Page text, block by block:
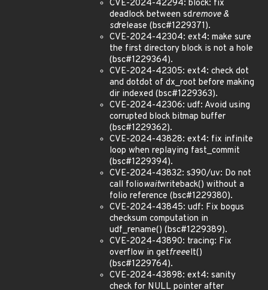
CVE-2024-42294: block: fix
deadlock between sdremove &
sdrelease (bsc#1229371).
CVE-2024-42304: ext4: make sure
the first directory block is not a hole
(bsc#1229364).
CVE-2024-42305: ext4: check dot
and dotdot of dx_root before making
dir indexed (bsc#1229363).
CVE-2024-42306: udf: Avoid using
corrupted block bitmap buffer
(bsc#1229362).
CVE-2024-43828: ext4: fix infinite
loop when replaying fast_commit
(bsc#1229394).
CVE-2024-43832: s390/uv: Do not
call foliowaitwriteback() without a
folio reference (bsc#1229380).
CVE-2024-43845: udf: Fix bogus
checksum computation in
udf_rename() (bsc#1229389).
CVE-2024-43890: tracing: Fix
overflow in getfreeelt()
(bsc#1229764).
CVE-2024-43898: ext4: sanity
check for NULL pointer after